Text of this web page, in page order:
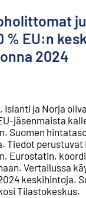
% EU:n
2024
Islanti ja Norja
jäsenmaista
Suomen
Tiedot perustuvat
Eurostatin,
Vertailussa
keskihintoja.
Tilastokeskus.